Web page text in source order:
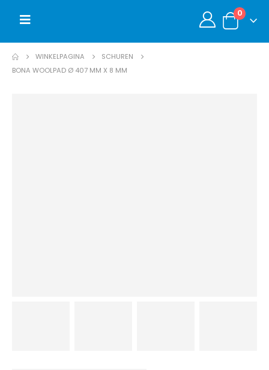
0
WINKELPAGINA
SCHUREN
BONA WOOLPAD Ø 407 MM X 8 MM